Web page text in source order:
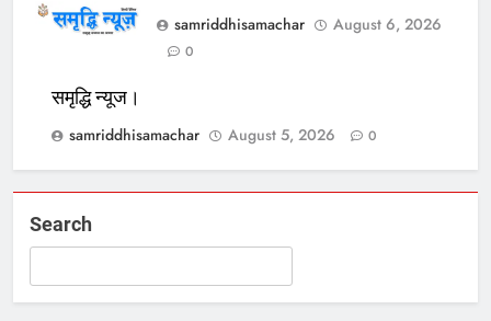
samriddhisamachar
August 6, 2026
0
समृद्धि न्यूज।
samriddhisamachar
August 5, 2026 0
Search